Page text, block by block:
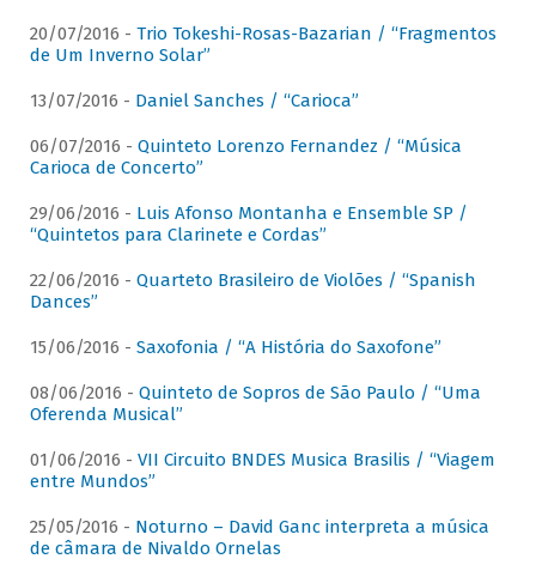
20/07/2016 - Trio Tokeshi-Rosas-Bazarian / “Fragmentos
de Um Inverno Solar”
13/07/2016 - Daniel Sanches / “Carioca”
06/07/2016 - Quinteto Lorenzo Fernandez / “Música
Carioca de Concerto”
29/06/2016 - Luis Afonso Montanha e Ensemble SP /
“Quintetos para Clarinete e Cordas”
22/06/2016 - Quarteto Brasileiro de Violões / “Spanish
Dances”
15/06/2016 - Saxofonia / “A História do Saxofone”
08/06/2016 - Quinteto de Sopros de São Paulo / “Uma
Oferenda Musical”
01/06/2016 - VII Circuito BNDES Musica Brasilis / “Viagem
entre Mundos”
25/05/2016 - Noturno – David Ganc interpreta a música
de câmara de Nivaldo Ornelas